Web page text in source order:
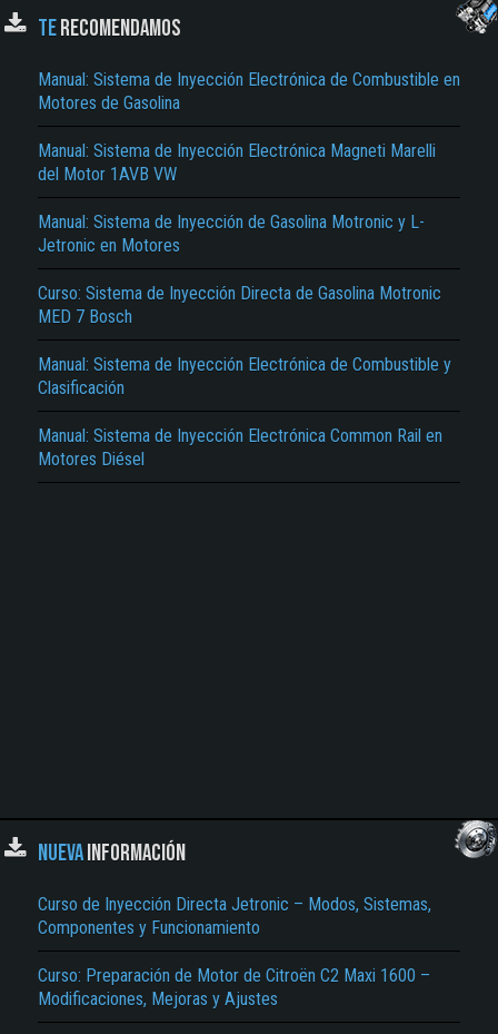
TERECOMENDAMOS
Manual: Sistema de Inyección Electrónica de Combustible en
Motores de Gasolina
Manual: Sistema de Inyección Electrónica Magneti Marelli
del Motor 1AVB VW
Manual: Sistema de Inyección de Gasolina Motronic y L-
Jetronic en Motores
Curso: Sistema de Inyección Directa de Gasolina Motronic
MED 7 Bosch
Manual: Sistema de Inyección Electrónica de Combustible y
Clasificación
Manual: Sistema de Inyección Electrónica Common Rail en
Motores Diésel
NUEVAINFORMACIÓN
Curso de Inyección Directa Jetronic – Modos, Sistemas,
Componentes y Funcionamiento
Curso: Preparación de Motor de Citroën C2 Maxi 1600 –
Modificaciones, Mejoras y Ajustes
El Título es incorrecto según el contenido.
No carga o no se visualiza el contenido.
Reportar otro tipo de error...